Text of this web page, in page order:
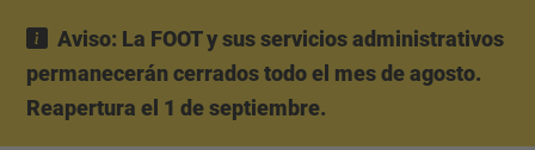
Aviso: La FOOT y sus servicios administrativos
permanecerán cerrados todo el mes de agosto.
Reapertura el 1 de septiembre.